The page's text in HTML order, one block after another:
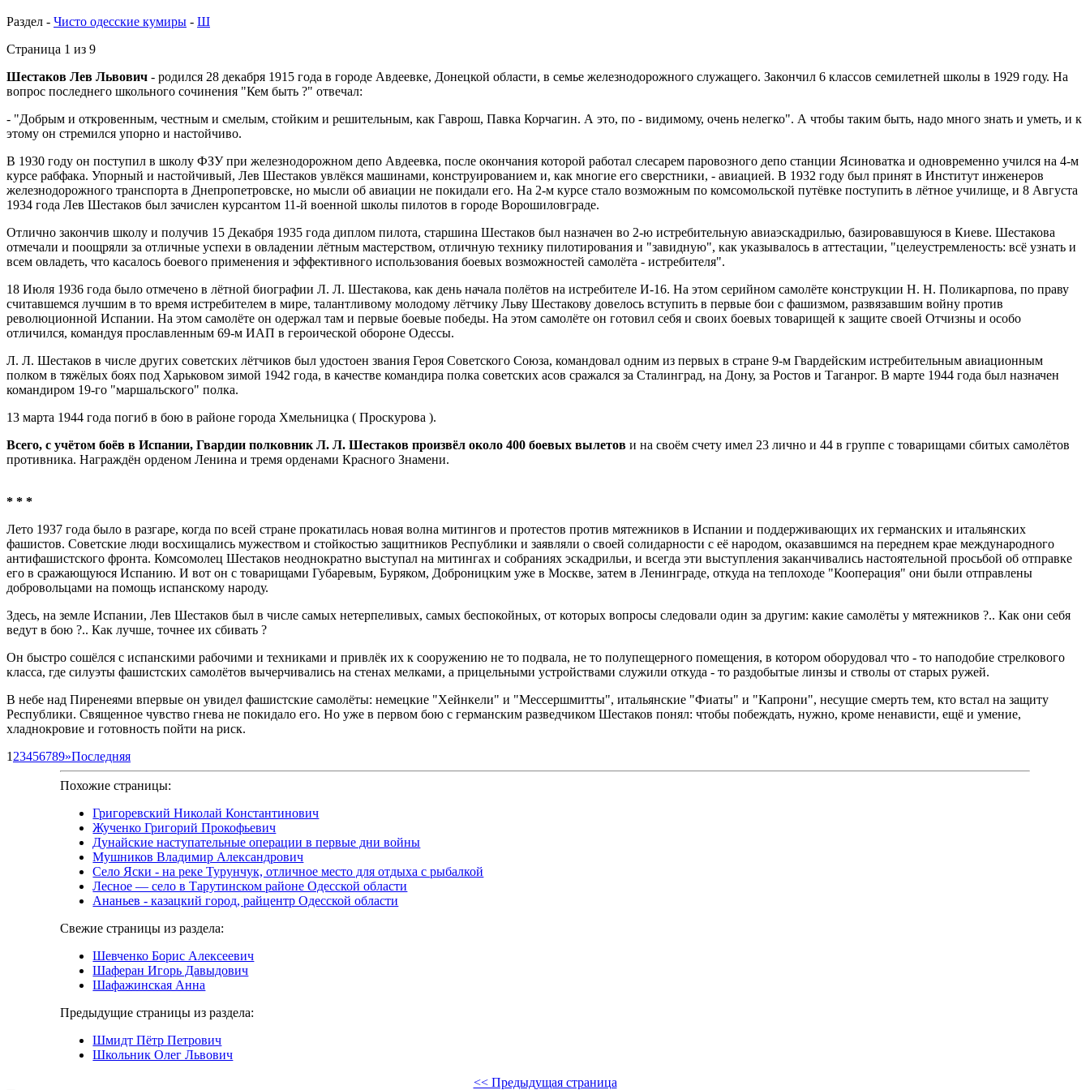
Раздел - Чисто одесские кумиры - Ш
Страница 1 из 9
Шестаков Лев Львович - родился 28 декабря 1915 года в городе Авдеевке, Донецкой области, в семье железнодорожного служащего. Закончил 6 классов семилетней школы в 1929 году. На
вопрос последнего школьного сочинения "Кем быть ?" отвечал:
- "Добрым и откровенным, честным и смелым, стойким и решительным, как Гаврош, Павка Корчагин. А это, по - видимому, очень нелегко". А чтобы таким быть, надо много знать и уметь, и к
этому он стремился упорно и настойчиво.
В 1930 году он поступил в школу ФЗУ при железнодорожном депо Авдеевка, после окончания которой работал слесарем паровозного депо станции Ясиноватка и одновременно учился на 4-м
курсе рабфака. Упорный и настойчивый, Лев Шестаков увлёкся машинами, конструированием и, как многие его сверстники, - авиацией. В 1932 году был принят в Институт инженеров
железнодорожного транспорта в Днепропетровске, но мысли об авиации не покидали его. На 2-м курсе стало возможным по комсомольской путёвке поступить в лётное училище, и 8 Августа
1934 года Лев Шестаков был зачислен курсантом 11-й военной школы пилотов в городе Ворошиловграде.
Отлично закончив школу и получив 15 Декабря 1935 года диплом пилота, старшина Шестаков был назначен во 2-ю истребительную авиаэскадрилью, базировавшуюся в Киеве. Шестакова
отмечали и поощряли за отличные успехи в овладении лётным мастерством, отличную технику пилотирования и "завидную", как указывалось в аттестации, "целеустремленость: всё узнать и
всем овладеть, что касалось боевого применения и эффективного использования боевых возможностей самолёта - истребителя".
18 Июля 1936 года было отмечено в лётной биографии Л. Л. Шестакова, как день начала полётов на истребителе И-16. На этом серийном самолёте конструкции Н. Н. Поликарпова, по праву
считавшемся лучшим в то время истребителем в мире, талантливому молодому лётчику Льву Шестакову довелось вступить в первые бои с фашизмом, развязавшим войну против
революционной Испании. На этом самолёте он одержал там и первые боевые победы. На этом самолёте он готовил себя и своих боевых товарищей к защите своей Отчизны и особо
отличился, командуя прославленным 69-м ИАП в героической обороне Одессы.
Л. Л. Шестаков в числе других советских лётчиков был удостоен звания Героя Советского Союза, командовал одним из первых в стране 9-м Гвардейским истребительным авиационным
полком в тяжёлых боях под Харьковом зимой 1942 года, в качестве командира полка советских асов сражался за Сталинград, на Дону, за Ростов и Таганрог. В марте 1944 года был назначен
командиром 19-го "маршальского" полка.
13 марта 1944 года погиб в бою в районе города Хмельницка ( Проскурова ).
Всего, с учётом боёв в Испании, Гвардии полковник Л. Л. Шестаков произвёл около 400 боевых вылетов и на своём счету имел 23 лично и 44 в группе с товарищами сбитых самолётов
противника. Награждён орденом Ленина и тремя орденами Красного Знамени.
* * *
Лето 1937 года было в разгаре, когда по всей стране прокатилась новая волна митингов и протестов против мятежников в Испании и поддерживающих их германских и итальянских
фашистов. Советские люди восхищались мужеством и стойкостью защитников Республики и заявляли о своей солидарности с её народом, оказавшимся на переднем крае международного
антифашистского фронта. Комсомолец Шестаков неоднократно выступал на митингах и собраниях эскадрильи, и всегда эти выступления заканчивались настоятельной просьбой об отправке
его в сражающуюся Испанию. И вот он с товарищами Губаревым, Буряком, Доброницким уже в Москве, затем в Ленинграде, откуда на теплоходе "Кооперация" они были отправлены
добровольцами на помощь испанскому народу.
Здесь, на земле Испании, Лев Шестаков был в числе самых нетерпеливых, самых беспокойных, от которых вопросы следовали один за другим: какие самолёты у мятежников ?.. Как они себя
ведут в бою ?.. Как лучше, точнее их сбивать ?
Он быстро сошёлся с испанскими рабочими и техниками и привлёк их к сооружению не то подвала, не то полупещерного помещения, в котором оборудовал что - то наподобие стрелкового
класса, где силуэты фашистских самолётов вычерчивались на стенах мелками, а прицельными устройствами служили откуда - то раздобытые линзы и стволы от старых ружей.
В небе над Пиренеями впервые он увидел фашистские самолёты: немецкие "Хейнкели" и "Мессершмитты", итальянские "Фиаты" и "Капрони", несущие смерть тем, кто встал на защиту
Республики. Священное чувство гнева не покидало его. Но уже в первом бою с германским разведчиком Шестаков понял: чтобы побеждать, нужно, кроме ненависти, ещё и умение,
хладнокровие и готовность пойти на риск.
123456789»Последняя
Похожие страницы:
Григоревский Николай Константинович
Жученко Григорий Прокофьевич
Дунайские наступательные операции в первые дни войны
Мушников Владимир Александрович
Село Яски - на реке Турунчук, отличное место для отдыха с рыбалкой
Лесное — село в Тарутинском районе Одесской области
Ананьев - казацкий город, райцентр Одесской области
Свежие страницы из раздела:
Шевченко Борис Алексеевич
Шаферан Игорь Давыдович
Шафажинская Анна
Предыдущие страницы из раздела:
Шмидт Пётр Петрович
Школьник Олег Львович
<< Предыдущая страница